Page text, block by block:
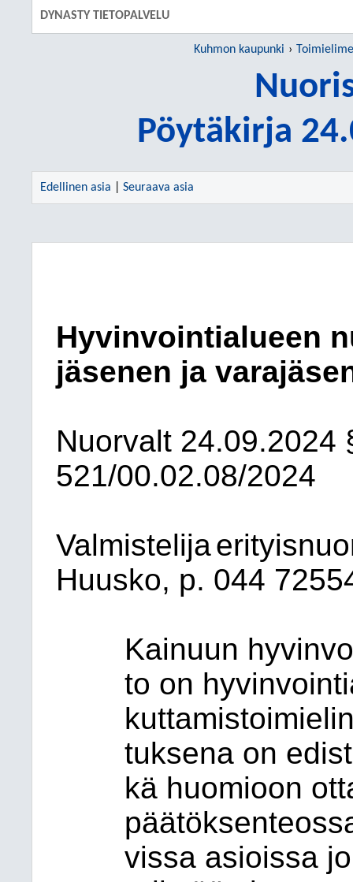
DYNASTY TIETOPALVELU
Kuhmon kaupunki
Pöytäkirja
Edellinen asia Seuraava asia
Hyvinvointialueen
jäsenen ja
Nuorvalt 24.09.2024
521/00.02.08/2024
Valmistelija
Huusko, p. 044
Kainuun hyvin
to on hyvinvoin
kuttamistoimie
tuksena on edis
kä huomioon ot
päätöksenteos
vissa asioissa